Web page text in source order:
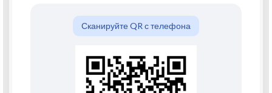
Сканируйте QR с телефона